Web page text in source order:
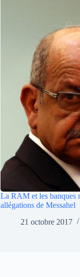
La RAM et les banques
allégations de Messahel
21 octobre 2017